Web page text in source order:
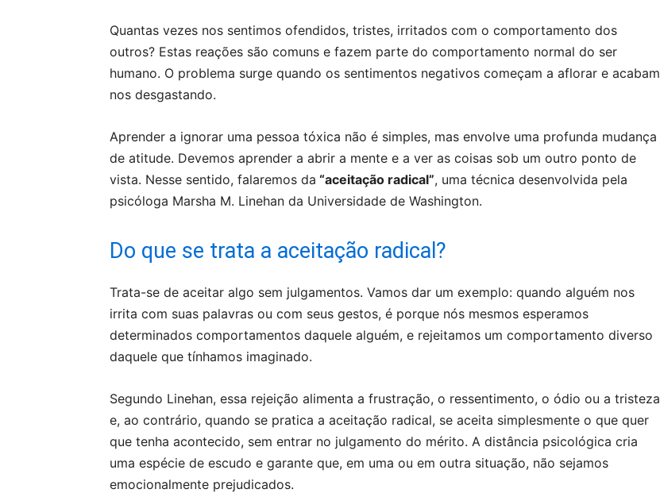
Quantas vezes nos sentimos ofendidos, tristes, irritados com o comportamento dos
outros? Estas reações são comuns e fazem parte do comportamento normal do ser
humano. O problema surge quando os sentimentos negativos começam a aflorar e acabam
nos desgastando.
Aprender a ignorar uma pessoa tóxica não é simples, mas envolve uma profunda mudança
de atitude. Devemos aprender a abrir a mente e a ver as coisas sob um outro ponto de
vista. Nesse sentido, falaremos da “aceitação radical”, uma técnica desenvolvida pela
psicóloga Marsha M. Linehan da Universidade de Washington.
Do que se trata a aceitação radical?
Trata-se de aceitar algo sem julgamentos. Vamos dar um exemplo: quando alguém nos
irrita com suas palavras ou com seus gestos, é porque nós mesmos esperamos
determinados comportamentos daquele alguém, e rejeitamos um comportamento diverso
daquele que tínhamos imaginado.
Segundo Linehan, essa rejeição alimenta a frustração, o ressentimento, o ódio ou a tristeza
e, ao contrário, quando se pratica a aceitação radical, se aceita simplesmente o que quer
que tenha acontecido, sem entrar no julgamento do mérito. A distância psicológica cria
uma espécie de escudo e garante que, em uma ou em outra situação, não sejamos
emocionalmente prejudicados.